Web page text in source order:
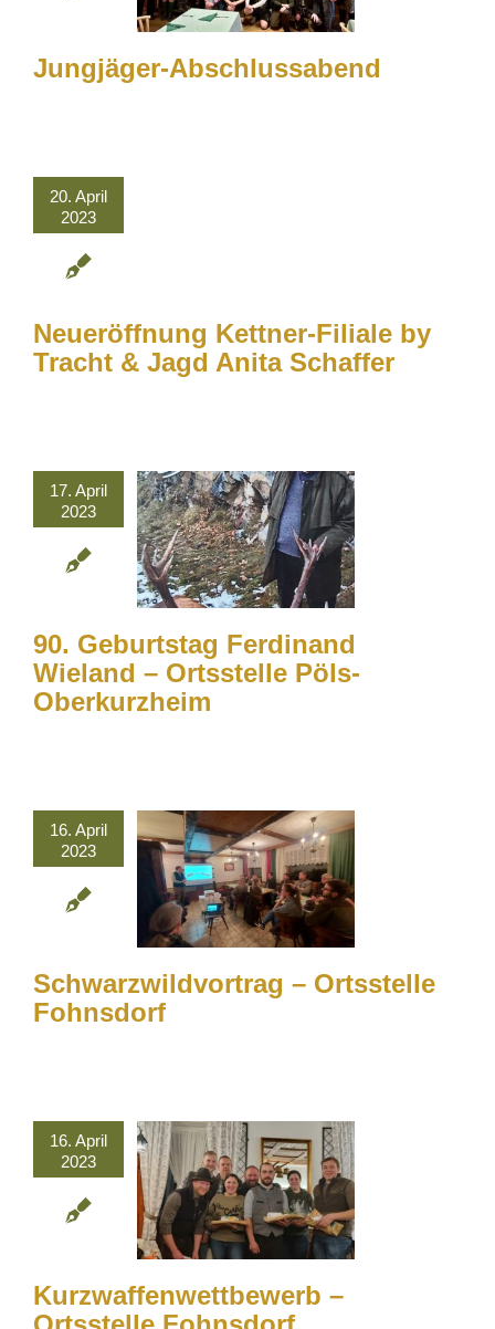
Jungjäger-Abschlussabend
20. April
2023
Neueröffnung Kettner-Filiale by
Tracht & Jagd Anita Schaffer
17. April
2023
90. Geburtstag Ferdinand
Wieland – Ortsstelle Pöls-
Oberkurzheim
16. April
2023
Schwarzwildvortrag – Ortsstelle
Fohnsdorf
16. April
2023
Kurzwaffenwettbewerb –